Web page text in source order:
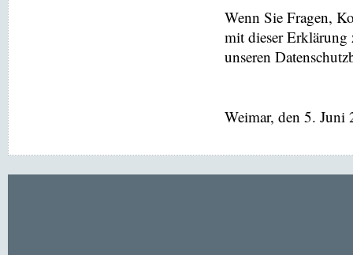
Wenn Sie Fragen,
mit dieser Erklärung
unseren
Weimar, den 5. Juni